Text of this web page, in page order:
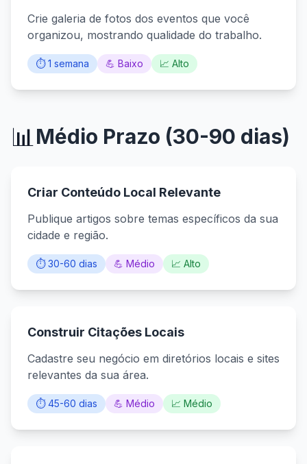
Crie galeria de fotos dos eventos que você
organizou, mostrando qualidade do trabalho.
⏱️ 1 semana 💪 Baixo 📈 Alto
📊 Médio Prazo (30-90 dias)
Criar Conteúdo Local Relevante
Publique artigos sobre temas específicos da sua
cidade e região.
⏱️ 30-60 dias 💪 Médio 📈 Alto
Construir Citações Locais
Cadastre seu negócio em diretórios locais e sites
relevantes da sua área.
⏱️ 45-60 dias 💪 Médio 📈 Médio